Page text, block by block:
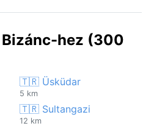
hez (300
🇹🇷 Üsküdar
5 km
🇹🇷 Sultangazi
12 km